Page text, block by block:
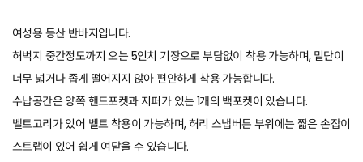
여성용 등산 반바지입니다.
허벅지 중간정도까지 오는 5인치 기장으로 부담없이 착용 가능하며, 밑단이
너무 넓거나 좁게 떨어지지 않아 편안하게 착용 가능합니다.
수납공간은 양쪽 핸드포켓과 지퍼가 있는 1개의 백포켓이 있습니다.
벨트고리가 있어 벨트 착용이 가능하며, 허리 스냅버튼 부위에는 짧은 손잡이
스트랩이 있어 쉽게 여닫을 수 있습니다.